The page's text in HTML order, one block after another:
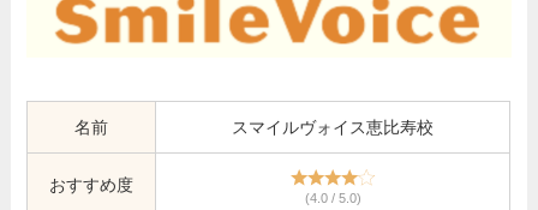
名前 スマイルヴォイス恵比寿校
おすすめ度
(4.0 / 5.0)